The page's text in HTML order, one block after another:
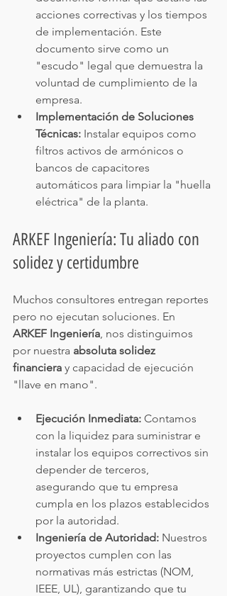
acciones correctivas y los tiempos
de implementación. Este
documento sirve como un
"escudo" legal que demuestra la
voluntad de cumplimiento de la
empresa.
Implementación de Soluciones
Técnicas: Instalar equipos como
filtros activos de armónicos o
bancos de capacitores
automáticos para limpiar la "huella
eléctrica" de la planta.
ARKEF Ingeniería: Tu aliado con
solidez y certidumbre
Muchos consultores entregan reportes
pero no ejecutan soluciones. En
ARKEF Ingeniería, nos distinguimos
por nuestra absoluta solidez
financiera y capacidad de ejecución
"llave en mano".
Ejecución Inmediata: Contamos
con la liquidez para suministrar e
instalar los equipos correctivos sin
depender de terceros,
asegurando que tu empresa
cumpla en los plazos establecidos
por la autoridad.
Ingeniería de Autoridad: Nuestros
proyectos cumplen con las
normativas más estrictas (NOM,
IEEE, UL), garantizando que tu